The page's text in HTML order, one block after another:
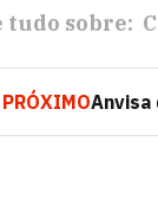
tudo sobre:
PRÓXIMOAnvisa